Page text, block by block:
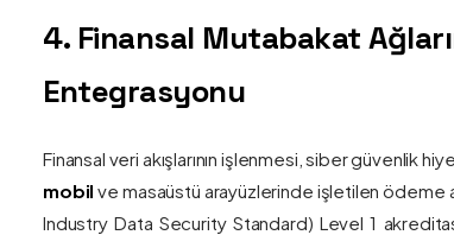
4. Finansal Mutabakat
Entegrasyonu
Finansal veri akışlarının işlenmesi, siber güvenlik
mobil ve masaüstü arayüzlerinde işletilen ödeme
Industry Data Security Standard) Level 1